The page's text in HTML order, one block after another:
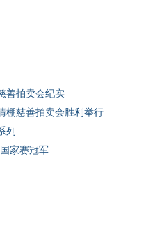
善拍卖会纪实
棚慈善拍卖会胜利举行
列
家赛冠军